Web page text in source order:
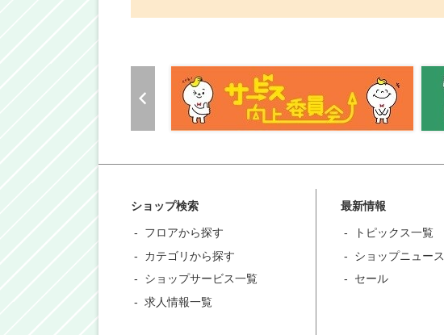
ショップ検索
フロアから探す
カテゴリから探す
ショップサービス一覧
求人情報一覧
最新情報
トピックス一覧
ショップニュース
セール